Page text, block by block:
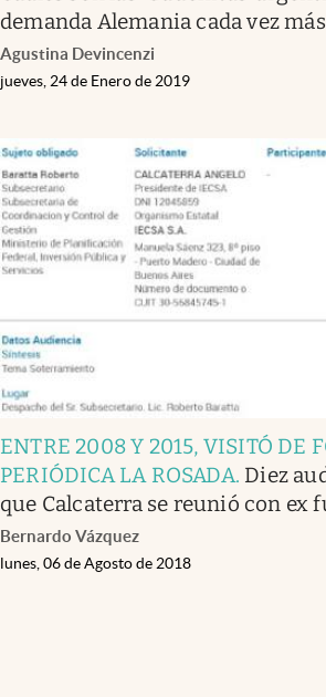
demanda Alemania cada vez más
Agustina Devincenzi
jueves, 24 de Enero de 2019
ENTRE 2008 Y 2015, VISITÓ DE
PERIÓDICA LA ROSADA. Diez
que Calcaterra se reunió con ex
Bernardo Vázquez
lunes, 06 de Agosto de 2018